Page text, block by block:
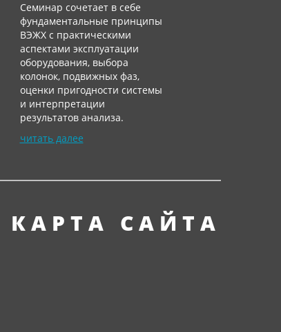
Семинар сочетает в себе
фундаментальные принципы
ВЭЖХ с практическими
аспектами эксплуатации
оборудования, выбора
колонок, подвижных фаз,
оценки пригодности системы
и интерпретации
результатов анализа.
читать далее
КАРТА САЙТА